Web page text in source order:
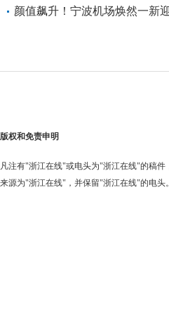
颜值飙升！宁波机场焕然一新
版权和免责申明
凡注有"浙江在线"或电头为"浙江在线"的稿
来源为"浙江在线"，并保留"浙江在线"的电头。